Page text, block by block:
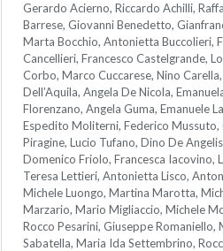
Gerardo Acierno, Riccardo Achilli,
Barrese, Giovanni Benedetto,
Marta Bocchio, Antonietta Buccolieri,
Cancellieri, Francesco Castelgrande,
Corbo, Marco Cuccarese, Nino
Dell’Aquila, Angela De Nicola,
Florenzano, Angela Guma, Emanuele
Espedito Moliterni, Federico Mussuto,
Piragine, Lucio Tufano, Dino De
Domenico Friolo, Francesca Iacovino,
Teresa Lettieri, Antonietta Lisco,
Michele Luongo, Martina Marotta,
Marzario, Mario Migliaccio, Michele
Rocco Pesarini, Giuseppe Romaniello,
Sabatella, Maria Ida Settembrino,